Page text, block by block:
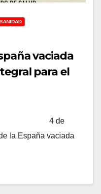
SANIDAD
vaciada
para el
la España vaciada